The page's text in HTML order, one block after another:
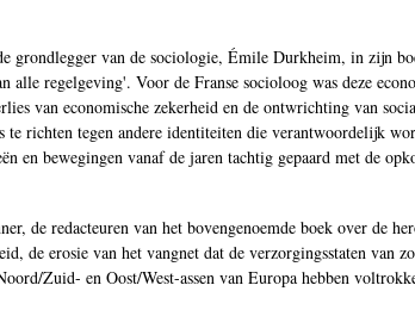
grondlegger van de sociologie, Émile Durkheim, in zijn
regelgeving'. Voor de Franse socioloog was deze
van economische zekerheid en de ontwrichting van
richten tegen andere identiteiten die verantwoordelijk
en bewegingen vanaf de jaren tachtig gepaard met de
de redacteuren van het bovengenoemde boek over de
de erosie van het vangnet dat de verzorgingsstaten
Zuid- en Oost/West-assen van Europa hebben